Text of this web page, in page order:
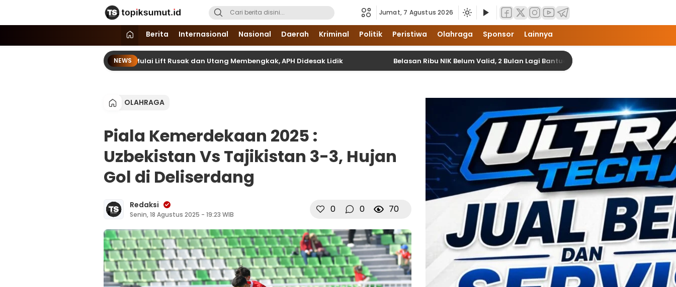
Topik Sumut
Memberitakan Seputar Informasi di Sumatera Utara dan Nasional
Jumat, 7 Agustus 2026
Berita Internasional Nasional Daerah Kriminal Politik Peristiwa Olahraga Sponsor Lainnya
NEWS
Djoelham Binjai Buruk, Mulai Lift Rusak dan Utang Membengkak, APH Didesak Lidik Belasan Ribu NIK Belum Valid, 2 Bulan Lagi Bantuan Banjir di Langkat Akan Terealisasi
OLAHRAGA
Piala Kemerdekaan 2025 :
Uzbekistan Vs Tajikistan 3-3, Hujan
Gol di Deliserdang
Redaksi
Senin, 18 Agustus 2025 - 19:23 WIB 0 0 70